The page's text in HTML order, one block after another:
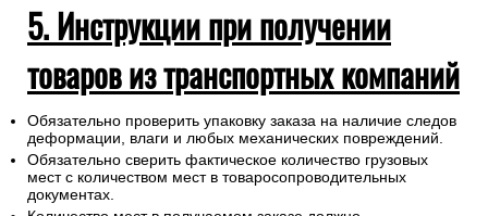
5. Инструкции при получении
товаров из транспортных компаний
Обязательно проверить упаковку заказа на наличие следов
деформации, влаги и любых механических повреждений.
Обязательно сверить фактическое количество грузовых
мест с количеством мест в товаросопроводительных
документах.